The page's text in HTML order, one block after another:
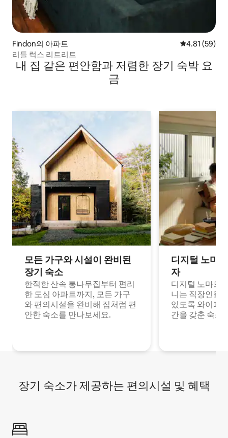
Findon의 아파트 평점 4.81점
4.81 (59)
리틀 럭스 리트리트
내 집 같은 편안함과 저렴한 장기 숙박 요
금
모든 가구와 시설이 완비된
장기 숙소
한적한 산속 통나무집부터 편리
한 도심 아파트까지, 모든 가구
와 편의시설을 완비해 집처럼 편
안한 숙소를 만나보세요.
디지털 노마
자
디지털 노마드
니는 직장인들
있도록 와이파
간을 갖춘 숙소
장기 숙소가 제공하는 편의시설 및 혜택